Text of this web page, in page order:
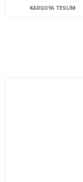
KARGOYA TESLİM